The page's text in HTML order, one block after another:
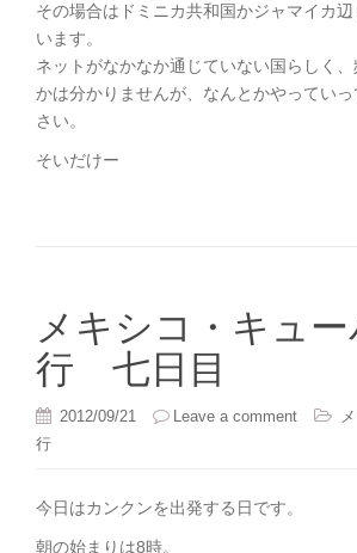
その場合はドミニカ共和国かジャマイカ
います。
ネットがなかなか通じていない国らしく
かは分かりませんが、なんとかやってい
さい。
そいだけー
メキシコ・キュ
行 七日目
2012/09/21 Leave a comment
行
今日はカンクンを出発する日です。
朝の始まりは8時。